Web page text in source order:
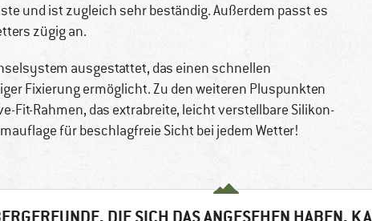
und ist zugleich sehr beständig. Außerdem passt es
zügig an.
ausgestattet, das einen schnellen
Fixierung ermöglicht. Zu den weiteren Pluspunkten
Fit-Rahmen, das extrabreite, leicht verstellbare Silikon-
für beschlagfreie Sicht bei jedem Wetter!